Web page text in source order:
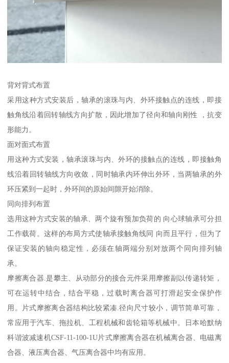
背对背式布置
采用这种方式安装后，轴承的滚珠与内、外环接触点的连线，即接
触角线沿着回转轴线方向扩散，因此增加了径向和轴向刚性 ，抗变
形能力。
面对面式布置
用这种方式安装，轴承滚珠与内、外环的接触点的连线，即接触角
线沿着回转轴线方向收敛，同时轴承内环伸出外环，当两轴承的外
环压紧到一起时，外环间的原始间隙开始消除。
同向排列布置
选用这种方式安装的轴承、两个旋有预加负荷的 向心球轴承可分担
工作载荷。这样的布局方式使轴承接触角线同 向而且平行，但为了
保证安装的轴向稳定性，必须在轴两端分别对放两个同向排列轴
承。
摩擦离合器.是攀主、从动部分的接合元件采用摩擦副以传递转矩，
可在运转中结合，结合平稳，过载时离合器可打滑起安全保护作
用。片式摩擦离合器结构比较紧凑.径向尺寸较小，调节简单可靠，
常应用于汽车、拖拉机、工程机械和齿轮箱等机械中。日本哈默纳
科谐波减速机CSF-11-100-1U片式摩擦离合器在机械离合器、电磁离
合器、液压离合器、气压离合器中均有应用。